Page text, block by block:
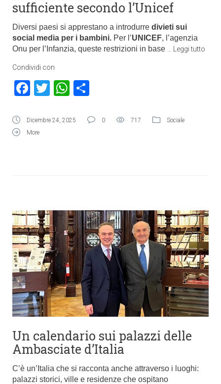
sufficiente secondo l’Unicef
Diversi paesi si apprestano a introdurre divieti sui
social media per i bambini. Per l’UNICEF, l’agenzia
Onu per l’Infanzia, queste restrizioni in base
Leggi tutto
Condividi con
Facebook
TwitterWhatsApp
Dicembre 24, 2025 0 717
Sociale
More
Un calendario sui palazzi delle
Ambasciate d’Italia
C’è un’Italia che si racconta anche attraverso i luoghi:
palazzi storici, ville e residenze che ospitano